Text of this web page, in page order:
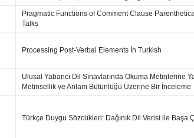
Pragmatic Functions of Comment Clause
Talks
Processing Post-Verbal Elements İn Turkish
Ulusal Yabancı Dil Sınavlarında Okuma Metinlerine
Metinsellik ve Anlam Bütünlüğü Üzerine Bir İnceleme
Türkçe Duygu Sözcükleri: Dağınık Dil Verisi ile Başa